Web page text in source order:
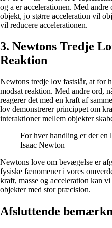
og a er accelerationen. Med
objekt, jo større acceleration vil
vil reducere accelerationen.
3. Newtons Tredje
Reaktion
Newtons tredje lov fastslår, at for
modsat reaktion. Med andre ord,
reagerer det med en kraft af
lov demonstrerer princippet om
interaktioner mellem objekter
For hver handling er der en
Isaac Newton
Newtons love om bevægelse er
fysiske fænomener i vores
kraft, masse og acceleration kan
objekter med stor præcision.
Afsluttende